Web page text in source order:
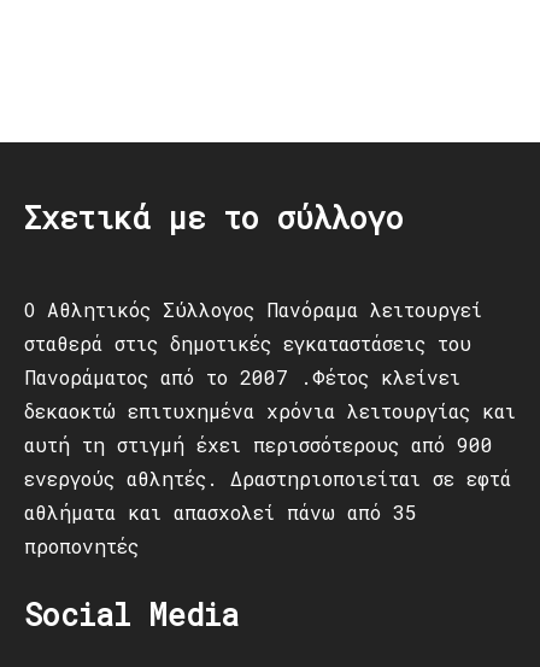
Σχετικά με το σύλλογο
Ο Αθλητικός Σύλλογος Πανόραμα λειτουργεί
σταθερά στις δημοτικές εγκαταστάσεις του
Πανοράματος από το 2007 .Φέτος κλείνει
δεκαοκτώ επιτυχημένα χρόνια λειτουργίας και
αυτή τη στιγμή έχει περισσότερους από 900
ενεργούς αθλητές. Δραστηριοποιείται σε εφτά
αθλήματα και απασχολεί πάνω από 35
προπονητές
Social Media